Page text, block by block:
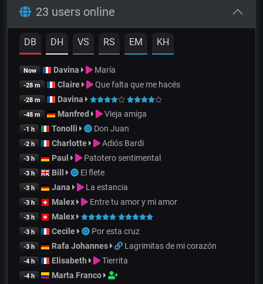
23 users online
DB DH VS RS EM KH
Now Davina María
-28 m Claire Que falta que me hacés
-28 m Davina
-48 m Manfred Vieja amiga
-1 h Tonolli Don Juan
-2 h Charlotte Adiós Bardi
-3 h Paul Patotero sentimental
-3 h Bill El flete
-3 h Jana La estancia
-3 h Malex Entre tu amor y mi amor
-3 h Malex
-3 h Cecile Por esta cruz
-3 h Rafa Johannes Lagrimitas de mi corazón
-4 h Elisabeth Tierrita
-4 h Marta Franco